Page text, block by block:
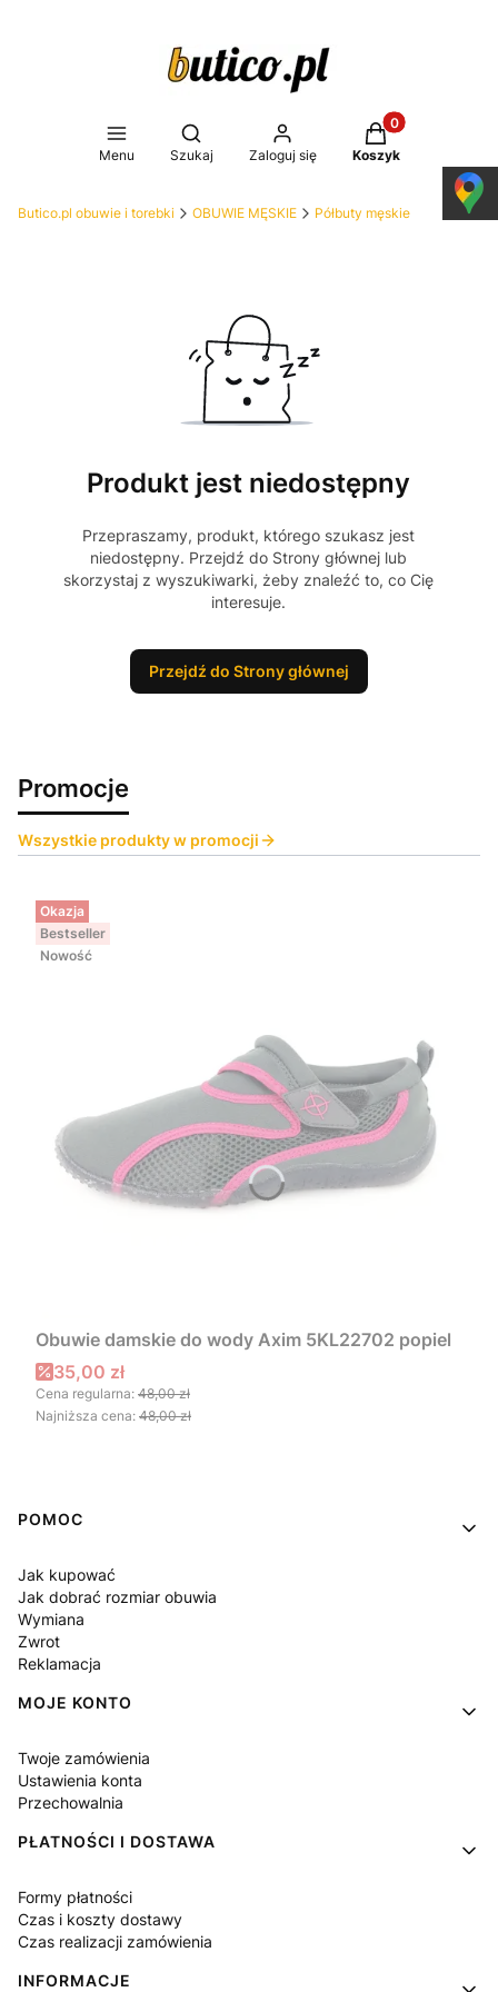
Menu
Otwórz wyszukiwarkę
Szukaj Zaloguj się
Produkty w
Koszyk
Butico.pl obuwie i torebki OBUWIE MĘSKIE Półbuty męskie
Produkt jest niedostępny
Przepraszamy, produkt, którego szukasz jest
niedostępny. Przejdź do Strony głównej lub
skorzystaj z wyszukiwarki, żeby znaleźć to, co Cię
interesuje.
Przejdź do Strony głównej
Promocje
Wszystkie produkty w promocji
Okazja
Bestseller
Nowość
Obuwie damskie do wody Axim 5KL22702 popiel
Cena promocyjna
35,00 zł
Cena regularna: 48,00 zł
Najniższa cena: 48,00 zł
Linki w stopce
POMOC
Jak kupować
Jak dobrać rozmiar obuwia
Wymiana
Zwrot
Reklamacja
MOJE KONTO
Twoje zamówienia
Ustawienia konta
Przechowalnia
PŁATNOŚCI I DOSTAWA
Formy płatności
Czas i koszty dostawy
Czas realizacji zamówienia
INFORMACJE